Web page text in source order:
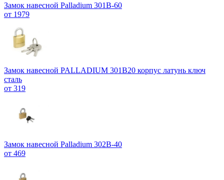
Замок навесной Palladium 301B-60
от 1979
Замок навесной PALLADIUM 301B20 корпус латунь ключ
сталь
от 319
Замок навесной Palladium 302B-40
от 469